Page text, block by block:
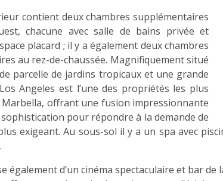
contient deux chambres supplémentaires
chacune avec salle de bains privée et
placard ; il y a également deux chambres
au rez-de-chaussée. Magnifiquement situé
parcelle de jardins tropicaux et une grande
Angeles est l’une des propriétés les plus
offrant une fusion impressionnante
pour répondre à la demande de
exigeant. Au sous-sol il y a un spa avec
également d’un cinéma spectaculaire et bar